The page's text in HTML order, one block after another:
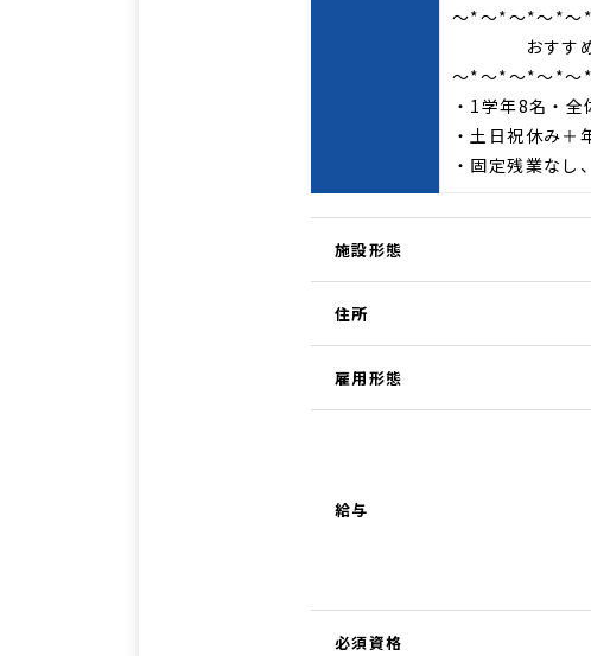
～*～*～*～*～
おすすめ
～*～*～*～*～
・1学年8名・
・土日祝休み
・固定残業な
施設形態
住所
雇用形態
給与
必須資格